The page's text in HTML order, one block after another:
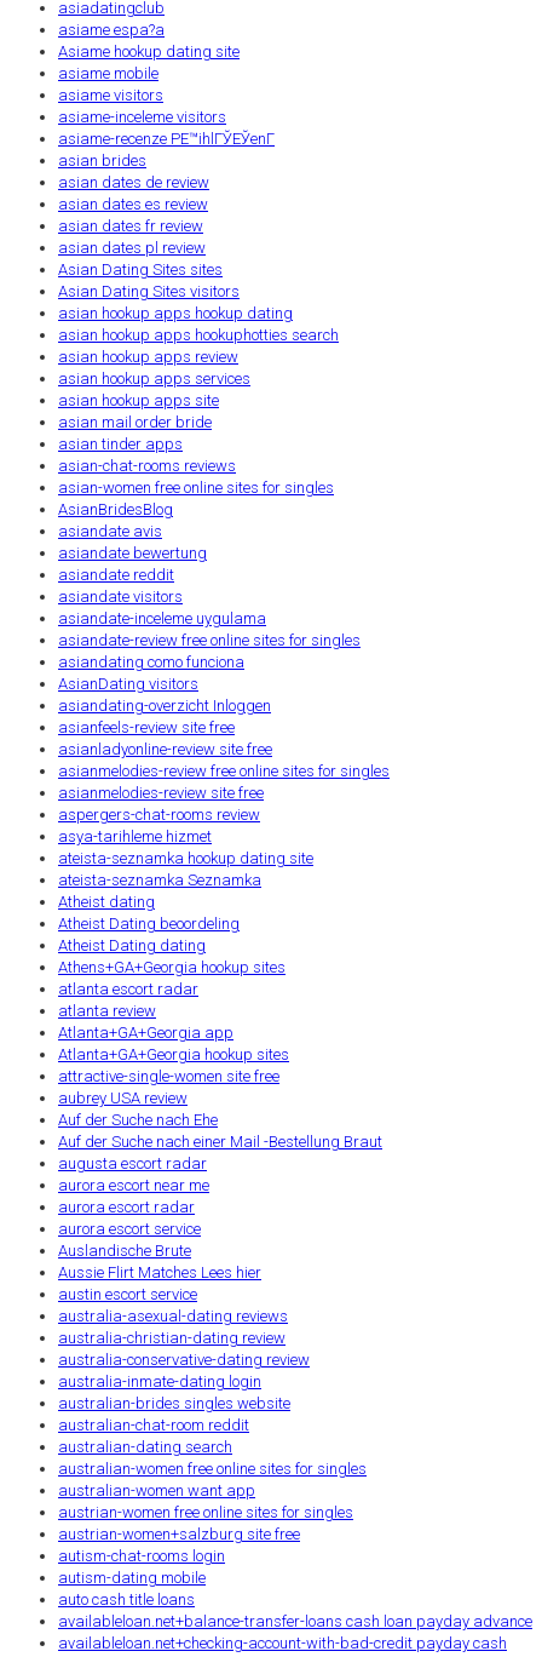
asiadatingclub
asiame espa?a
Asiame hookup dating site
asiame mobile
asiame visitors
asiame-inceleme visitors
asiame-recenze PЕ™ihlГЎЕЎenГ­
asian brides
asian dates de review
asian dates es review
asian dates fr review
asian dates pl review
Asian Dating Sites sites
Asian Dating Sites visitors
asian hookup apps hookup dating
asian hookup apps hookuphotties search
asian hookup apps review
asian hookup apps services
asian hookup apps site
asian mail order bride
asian tinder apps
asian-chat-rooms reviews
asian-women free online sites for singles
AsianBridesBlog
asiandate avis
asiandate bewertung
asiandate reddit
asiandate visitors
asiandate-inceleme uygulama
asiandate-review free online sites for singles
asiandating como funciona
AsianDating visitors
asiandating-overzicht Inloggen
asianfeels-review site free
asianladyonline-review site free
asianmelodies-review free online sites for singles
asianmelodies-review site free
aspergers-chat-rooms review
asya-tarihleme hizmet
ateista-seznamka hookup dating site
ateista-seznamka Seznamka
Atheist dating
Atheist Dating beoordeling
Atheist Dating dating
Athens+GA+Georgia hookup sites
atlanta escort radar
atlanta review
Atlanta+GA+Georgia app
Atlanta+GA+Georgia hookup sites
attractive-single-women site free
aubrey USA review
Auf der Suche nach Ehe
Auf der Suche nach einer Mail -Bestellung Braut
augusta escort radar
aurora escort near me
aurora escort radar
aurora escort service
Auslandische Brute
Aussie Flirt Matches Lees hier
austin escort service
australia-asexual-dating reviews
australia-christian-dating review
australia-conservative-dating review
australia-inmate-dating login
australian-brides singles website
australian-chat-room reddit
australian-dating search
australian-women free online sites for singles
australian-women want app
austrian-women free online sites for singles
austrian-women+salzburg site free
autism-chat-rooms login
autism-dating mobile
auto cash title loans
availableloan.net+balance-transfer-loans cash loan payday advance
availableloan.net+checking-account-with-bad-credit payday cash